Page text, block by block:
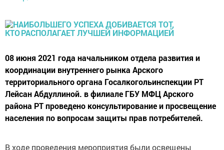
08 июня 2021 года начальником отдела развития и
координации внутреннего рынка Арского
территориального органа Госалкогольинспекции РТ
Лейсан Абдуллиной. в филиале ГБУ МФЦ Арского
района РТ проведено консультирование и просвещение
населения по вопросам защиты прав потребителей.
В ходе проведения мероприятия были освещены